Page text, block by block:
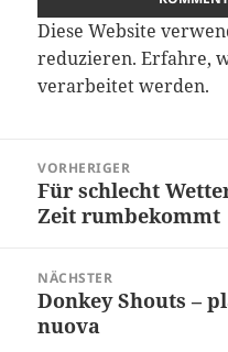
Diese Website
reduzieren.Erfahre,
verarbeitet werden.
VORHERIGER
Vorheriger
Beitrag:
Für schlecht
Zeit rumbekommt
NÄCHSTER
Nächster
Beitrag:
Donkey Shouts –
nuova